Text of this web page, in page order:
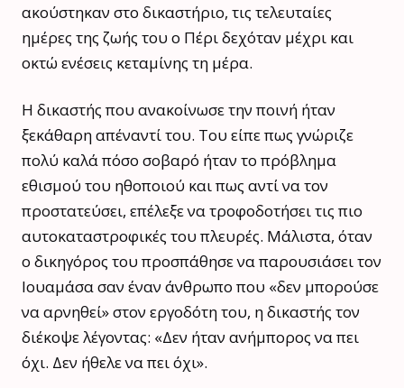
ακούστηκαν στο δικαστήριο, τις τελευταίες
ημέρες της ζωής του ο Πέρι δεχόταν μέχρι και
οκτώ ενέσεις κεταμίνης τη μέρα.
Η δικαστής που ανακοίνωσε την ποινή ήταν
ξεκάθαρη απέναντί του. Του είπε πως γνώριζε
πολύ καλά πόσο σοβαρό ήταν το πρόβλημα
εθισμού του ηθοποιού και πως αντί να τον
προστατεύσει, επέλεξε να τροφοδοτήσει τις πιο
αυτοκαταστροφικές του πλευρές. Μάλιστα, όταν
ο δικηγόρος του προσπάθησε να παρουσιάσει τον
Ιουαμάσα σαν έναν άνθρωπο που «δεν μπορούσε
να αρνηθεί» στον εργοδότη του, η δικαστής τον
διέκοψε λέγοντας: «Δεν ήταν ανήμπορος να πει
όχι. Δεν ήθελε να πει όχι».